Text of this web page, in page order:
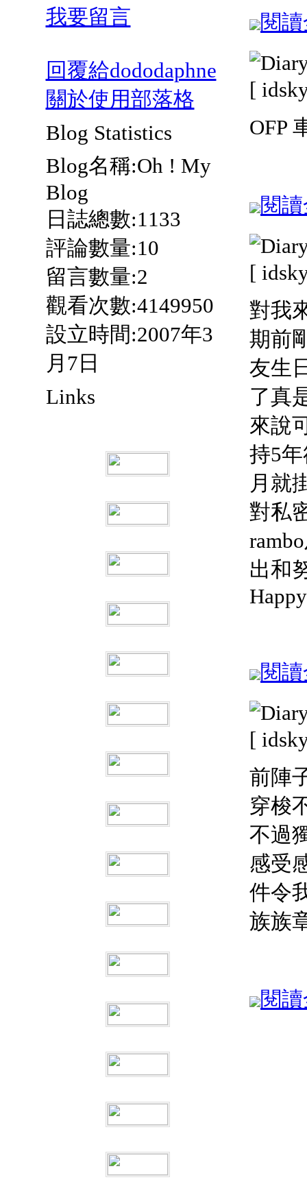
我要留言
回覆給dododaphne
關於使用部落格
Blog Statistics
Blog名稱:Oh ! My
Blog
日誌總數:1133
評論數量:10
留言數量:2
觀看次數:4149950
設立時間:2007年3
月7日
Links
閱
[
OFP
閱
[
對我
期前
友生
了真
來說
持5
月就
對私
出和
閱
[
前陣
穿梭
不過
感受
件令
族族
閱